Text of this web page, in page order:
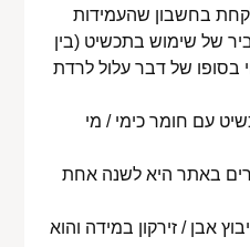
בחשבון שהעמידות
של שימוש בתכשיט (בין
בסופו של דבר עלול לרדת
עם חומר כימי / מי
באתר היא לשנה אחת
אבן / זירקון במידה והוא